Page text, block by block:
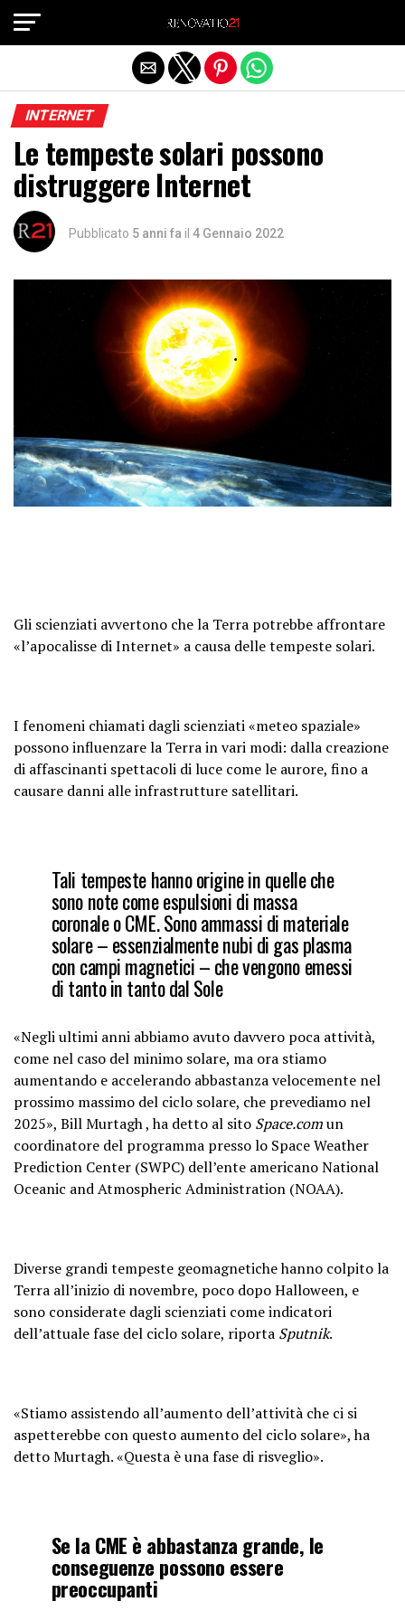
INTERNET
Le tempeste solari possono
distruggere Internet
Pubblicato 5 anni fa il 4 Gennaio 2022
Gli scienziati avvertono che la Terra potrebbe affrontare
«l’apocalisse di Internet» a causa delle tempeste solari.
I fenomeni chiamati dagli scienziati «meteo spaziale»
possono influenzare la Terra in vari modi: dalla creazione
di affascinanti spettacoli di luce come le aurore, fino a
causare danni alle infrastrutture satellitari.
Tali tempeste hanno origine in quelle che
sono note come espulsioni di massa
coronale o CME. Sono ammassi di materiale
solare – essenzialmente nubi di gas plasma
con campi magnetici – che vengono emessi
di tanto in tanto dal Sole
«Negli ultimi anni abbiamo avuto davvero poca attività,
come nel caso del minimo solare, ma ora stiamo
aumentando e accelerando abbastanza velocemente nel
prossimo massimo del ciclo solare, che prevediamo nel
2025», Bill Murtagh , ha detto al sito Space.comun
coordinatore del programma presso lo Space Weather
Prediction Center (SWPC) dell’ente americano National
Oceanic and Atmospheric Administration (NOAA).
Diverse grandi tempeste geomagnetiche hanno colpito la
Terra all’inizio di novembre, poco dopo Halloween, e
sono considerate dagli scienziati come indicatori
dell’attuale fase del ciclo solare, riporta Sputnik.
«Stiamo assistendo all’aumento dell’attività che ci si
aspetterebbe con questo aumento del ciclo solare», ha
detto Murtagh. «Questa è una fase di risveglio».
Se la CME è abbastanza grande, le
conseguenze possono essere
preoccupanti
Exit mobile version